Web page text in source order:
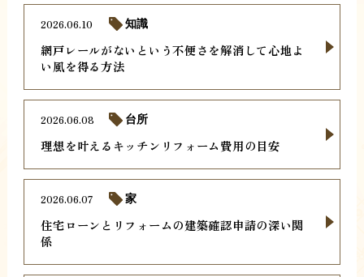
網戸レールがないという不便さを解消して心地よ
い風を得る方法
2026.06.10 知識
理想を叶えるキッチンリフォーム費用の目安
2026.06.08 台所
住宅ローンとリフォームの建築確認申請の深い関
係
2026.06.07 家